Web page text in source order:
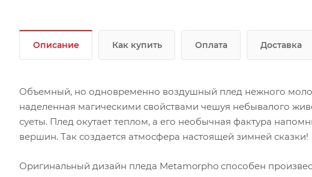
Описание Как купить Оплата Доставка
Объемный, но одновременно воздушный плед нежного
наделенная магическими свойствами чешуя небывалого
суеты. Плед окутает теплом, а его необычная фактура
вершин. Так создается атмосфера настоящей зимней сказки!
Оригинальный дизайн пледа Metamorpho способен